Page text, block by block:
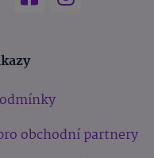
obchodní partnery